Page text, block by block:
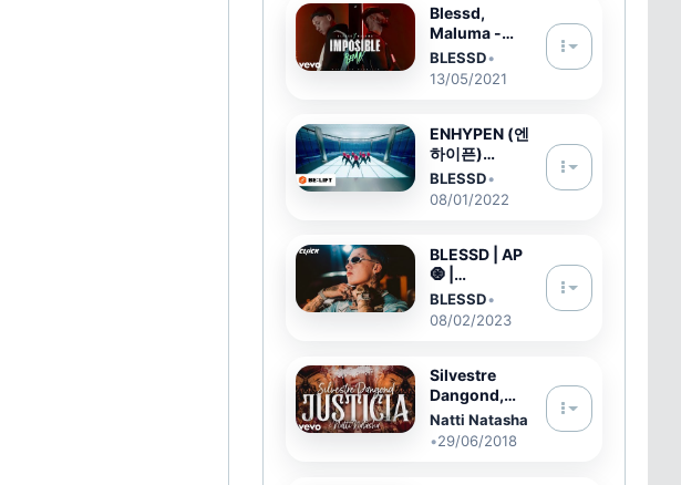
Video]
Blessd,
Maluma -
IMPOSIBLE
(REMIX)
BLESSD•
13/05/2021
ENHYPEN (엔
하이픈)
'Blessed-
Cursed'
Official
BLESSD•
08/01/2022
BLESSD | AP
🧿 |
CAPITULO 1
BLESSD•
08/02/2023
Silvestre
Dangond,
Natti Natasha
- Justicia
(Official Lyric
Natti Natasha
•29/06/2018